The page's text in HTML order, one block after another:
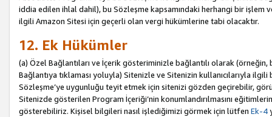
iddia edilen ihlal dahil), bu Sözleşme kapsamındaki herhangi bir işlem
ilgili Amazon Sitesi için geçerli olan vergi hükümlerine tabi olacaktır.
12. Ek Hükümler
(a) Özel Bağlantıları ve İçerik gösteriminizle bağlantılı olarak
Bağlantıya tıklaması yoluyla) Sitenizle ve Sitenizin kullanıcılarıyla
Sözleşme’ye uygunluğu teyit etmek için sitenizi gözden geçirebilir,
Sitenizde gösterilen Program İçeriği’nin konumlandırılmasını
gösterebiliriz. Kişisel bilgileri nasıl işlediğimizi görmek için lütfen Ek-4